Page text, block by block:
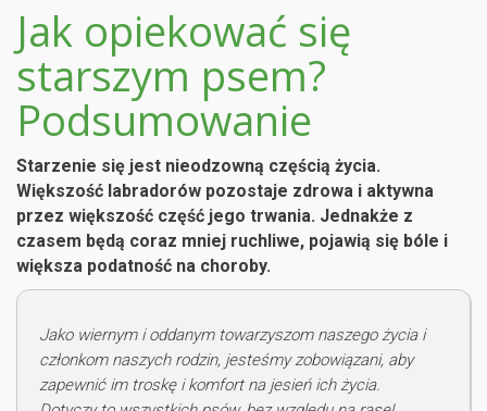
Jak opiekować się
starszym psem?
Podsumowanie
Starzenie się jest nieodzowną częścią życia.
Większość labradorów pozostaje zdrowa i aktywna
przez większość część jego trwania. Jednakże z
czasem będą coraz mniej ruchliwe, pojawią się bóle i
większa podatność na choroby.
Jako wiernym i oddanym towarzyszom naszego życia i
członkom naszych rodzin, jesteśmy zobowiązani, aby
zapewnić im troskę i komfort na jesień ich życia.